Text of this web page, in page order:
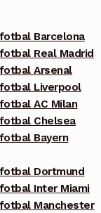
Barcelona
Real Madrid
Arsenal
Liverpool
AC Milan
Chelsea
Bayern
Dortmund
Inter Miami
Manchester